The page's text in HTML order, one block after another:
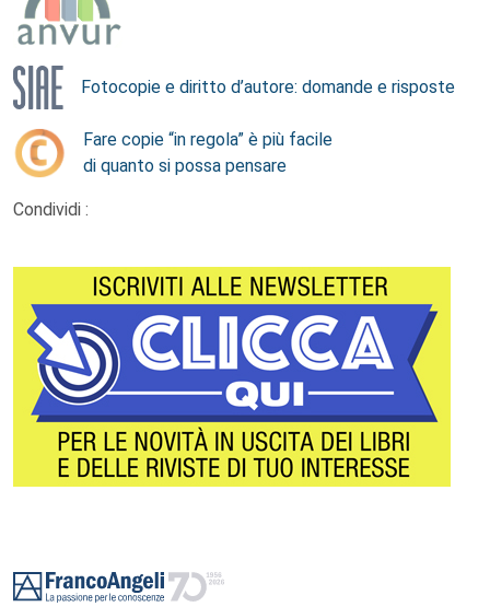
Fotocopie e diritto d’autore: domande e risposte
Fare copie “in regola” è più facile
di quanto si possa pensare
Condividi :